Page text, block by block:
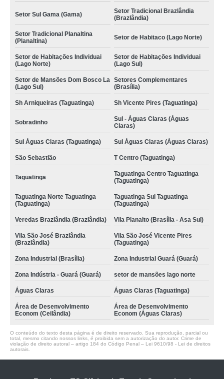
Setor Sul Gama (Gama)
Setor Tradicional Brazlândia
(Brazlândia)
Setor Tradicional Planaltina
(Planaltina)
Setor de Habitaco (Lago Norte)
Setor de Habitações Individuai
(Lago Norte)
Setor de Habitações Individuai
(Lago Sul)
Setor de Mansões Dom Bosco La
(Lago Sul)
Setores Complementares
(Brasília)
Sh Arniqueiras (Taguatinga) Sh Vicente Pires (Taguatinga)
Sobradinho
Sul - Águas Claras (Águas
Claras)
Sul Águas Claras (Taguatinga) Sul Águas Claras (Águas Claras)
São Sebastião T Centro (Taguatinga)
Taguatinga
Taguatinga Centro Taguatinga
(Taguatinga)
Taguatinga Norte Taguatinga
(Taguatinga)
Taguatinga Sul Taguatinga
(Taguatinga)
Veredas Brazlândia (Brazlândia) Vila Planalto (Brasília - Asa Sul)
Vila São José Brazlândia
(Brazlândia)
Vila São José Vicente Pires
(Taguatinga)
Zona Industrial (Brasília) Zona Industrial Guará (Guará)
Zona Indústria - Guará (Guará) setor de mansões lago norte
Águas Claras Águas Claras (Taguatinga)
Área de Desenvolvimento
Econom (Ceilândia)
Área de Desenvolvimento
Econom (Águas Claras)
O conteúdo do texto desta página é de direito reservado. Sua reprodução, parcial ou
total, mesmo citando nossos links, é proibida sem a autorização do autor. Crime de
violação de direito autoral – artigo 184 do Código Penal – Lei 9610/98 - Lei de direitos
autorais